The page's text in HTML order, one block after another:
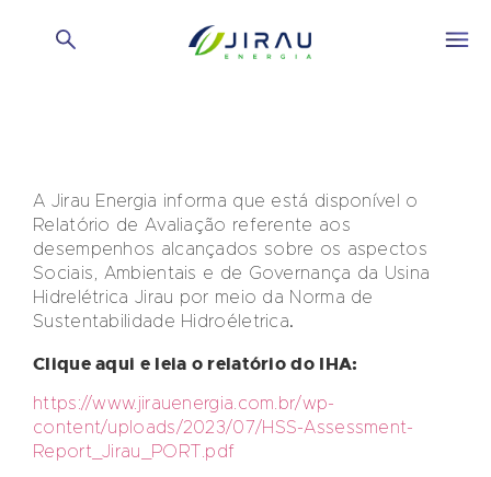
A Jirau Energia informa que está disponível o
Relatório de Avaliação referente aos
desempenhos alcançados sobre os aspectos
Sociais, Ambientais e de Governança da Usina
Hidrelétrica Jirau por meio da Norma de
Sustentabilidade Hidroéletrica.
Clique aqui e leia o relatório do IHA:
https://www.jirauenergia.com.br/wp-
content/uploads/2023/07/HSS-Assessment-
Report_Jirau_PORT.pdf